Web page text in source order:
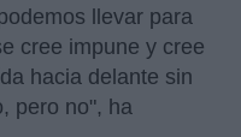
llevar para
cree impune y cree
hacia delante sin
pero no", ha